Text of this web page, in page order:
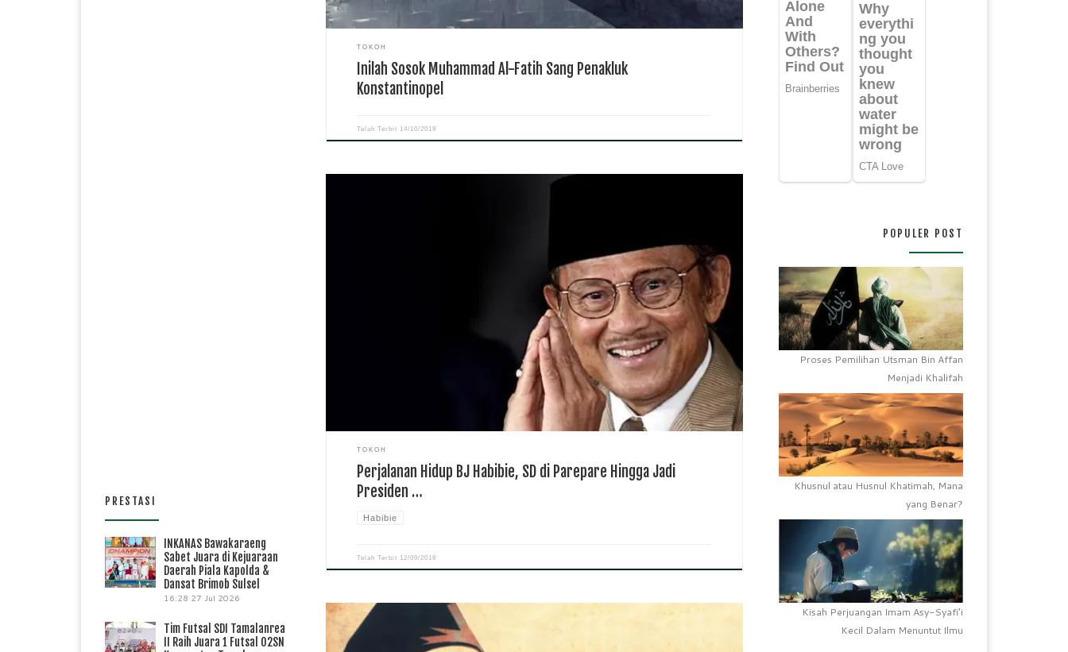
TOKOH
Inilah Sosok Muhammad Al-Fatih Sang Penakluk
Konstantinopel
Telah Terbit 14/10/2019
reportasependidikan.com – BJ Habibie mengenyam pendidikan sekolah dasarnya di Pare-
pare. Setelah ayahnya wafat saat Habibie berusia 14 tahun, Habibie melanjutkan SMP di
SMP 5 Bandung. Kemudian melanjutkan masa SMA di Gouverments Middlebare School, di
TOKOH
Perjalanan Hidup BJ Habibie, SD di Parepare Hingga Jadi
Presiden …
Habibie
Telah Terbit 12/09/2019
PRESTASI
INKANAS Bawakaraeng
Sabet Juara di Kejuaraan
Daerah Piala Kapolda &
Dansat Brimob Sulsel
16:28 27 Jul 2026
Tim Futsal SDI Tamalanrea
II Raih Juara 1 Futsal O2SN
POPULER POST
Proses Pemilihan Utsman Bin Affan
Menjadi Khalifah
Khusnul atau Husnul Khatimah, Mana
yang Benar?
Kisah Perjuangan Imam Asy-Syafi’i
Kecil Dalam Menuntut Ilmu